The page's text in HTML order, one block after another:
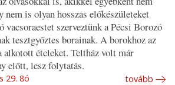
is olyan hosszas előkészületeket
vacsoraestet szerveztünk a Pécsi Borozó
tesztgyőztes borainak. A borokhoz az
alkotott ételeket. Teltház volt már
előtt, lesz folytatás.
29. 8ó tovább